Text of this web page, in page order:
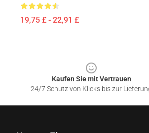
19,75 £ - 22,91 £
Kaufen Sie mit Vertrauen
24/7 Schutz von Klicks bis zur